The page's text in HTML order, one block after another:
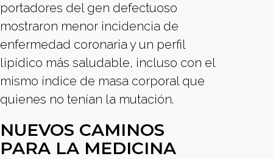
portadores del gen defectuoso
mostraron menor incidencia de
enfermedad coronaria y un perfil
lipídico más saludable, incluso con el
mismo índice de masa corporal que
quienes no tenían la mutación.
NUEVOS CAMINOS
PARA LA MEDICINA